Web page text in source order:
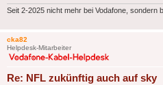
Seit 2-2025 nicht mehr bei Vodafone, sondern
cka82
Helpdesk-Mitarbeiter
Re: NFL zukünftig auch auf sky